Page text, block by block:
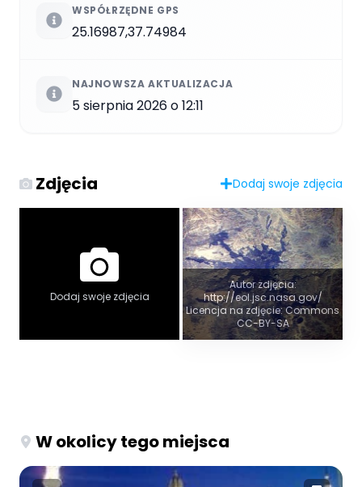
WSPÓŁRZĘDNE GPS
25.16987,37.74984
NAJNOWSZA AKTUALIZACJA
5 sierpnia 2026 o 12:11
Zdjęcia Dodaj swoje zdjęcia
Dodaj swoje zdjęcia
Autor zdjęcia:
http://eol.jsc.nasa.gov/
Licencja na zdjęcie: Commons
CC-BY-SA
W okolicy tego miejsca